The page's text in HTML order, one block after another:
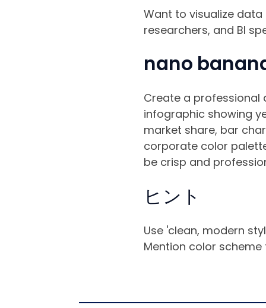
Want to visualize
researchers, and BI
nano
Create a professional
infographic showing
market share, bar
corporate color
be crisp and
ヒント
Use 'clean, modern
Mention color